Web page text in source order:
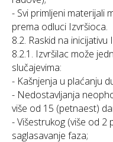
- Svi primljeni materijali
prema odluci Izvršioca.
8.2. Raskid na inicijativu
8.2.1. Izvršilac može
slučajevima:
- Kašnjenja u plaćanju
- Nedostavljanja
više od 15 (petnaest)
- Višestrukog (više od 2
saglasavanje faza;